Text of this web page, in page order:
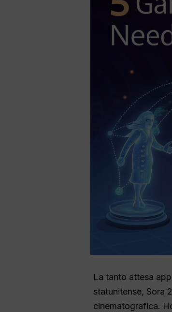
La tanto attesa
statunitense, Sora
cinematografica.